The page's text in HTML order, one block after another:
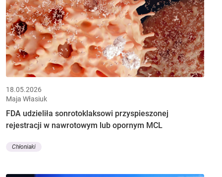
18.05.2026
Maja Własiuk
FDA udzieliła sonrotoklaksowi przyspieszonej
rejestracji w nawrotowym lub opornym MCL
Chłoniaki